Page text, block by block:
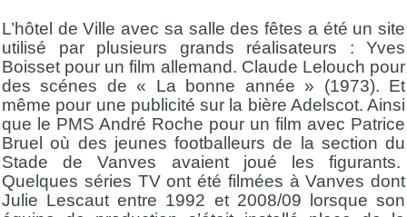
L’hôtel de Ville avec sa salle des fêtes a été un site
utilisé par plusieurs grands réalisateurs : Yves
Boisset pour un film allemand. Claude Lelouch pour
des scénes de « La bonne année » (1973). Et
même pour une publicité sur la bière Adelscot. Ainsi
que le PMS André Roche pour un film avec Patrice
Bruel où des jeunes footballeurs de la section du
Stade de Vanves avaient joué les figurants.
Quelques séries TV ont été filmées à Vanves dont
Julie Lescaut entre 1992 et 2008/09 lorsque son